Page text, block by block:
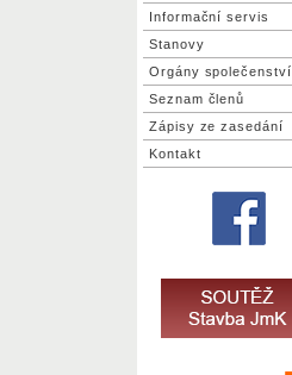
Informační servis
Stanovy
Orgány společenství
Seznam členů
Zápisy ze zasedání
Kontakt